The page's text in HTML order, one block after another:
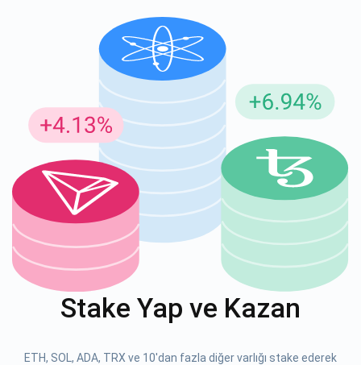
Stake Yap ve Kazan
ETH, SOL, ADA, TRX ve 10'dan fazla diğer varlığı stake ederek
Atomic
1000.000
support@atomicwallet.io
YouTube'umuza göz atın
Güncellemeler için Abone Ol
En son proje güncellemelerini ve kripto kılavuzlarını ilk alan
siz olun